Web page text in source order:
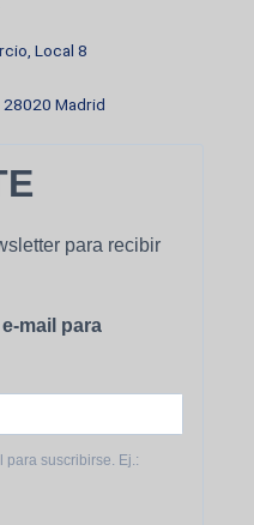
Local 8
28020 Madrid
para recibir
mail para
para suscribirse. Ej.: